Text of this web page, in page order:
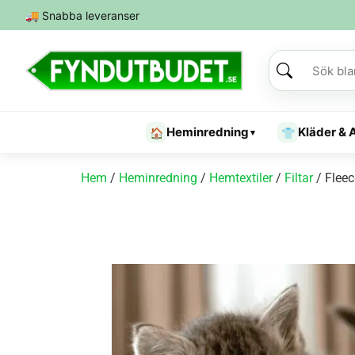
🚚 Snabba leveranser
🏠 Heminredning ▾ 👕 Kläder &
Hem / Heminredning / Hemtextiler/ Filtar/